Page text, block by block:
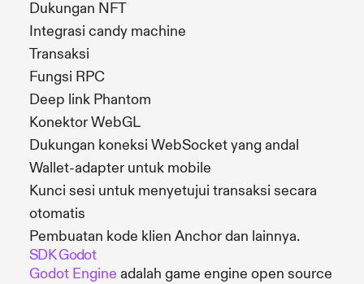
Dukungan NFT
Integrasi candy machine
Transaksi
Fungsi RPC
Deep link Phantom
Konektor WebGL
Dukungan koneksi WebSocket yang andal
Wallet-adapter untuk mobile
Kunci sesi untuk menyetujui transaksi secara
otomatis
Pembuatan kode klien Anchor dan lainnya.
SDK Godot
Godot Engine adalah game engine open source